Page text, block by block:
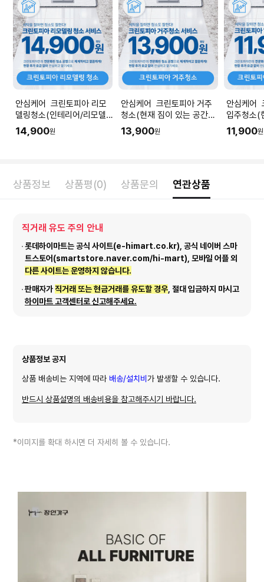
안심케어 크린토피아 리모
델링청소(인테리어/리모델
링 공사 직후) I 공간 평수에
맞춰 수량을 입력해주세요.
14,900원
안심케어 크린토피아 거주
청소(현재 짐이 있는 공간청
소) I 공간 평수에 맞춰 수량
을 입력해주세요.
13,900원
안심케어
입주청소(
청소) I 공
량을 입력
11,900원
상품정보 상품평(0) 상품문의 연관상품
직거래 유도 주의 안내
롯데하이마트는 공식 사이트(e-himart.co.kr), 공식 네이버 스마
트스토어(smartstore.naver.com/hi-mart), 모바일 어플 외
다른 사이트는 운영하지 않습니다.
판매자가직거래 또는 현금거래를 유도할 경우, 절대 입금하지 마시고
하이마트 고객센터로 신고해주세요.
상품정보 공지
상품 배송비는 지역에 따라 배송/설치비 가 발생할 수 있습니다.
반드시 상품설명의 배송비용을 참고해주시기 바랍니다.
*이미지를 확대 하시면 더 자세히 볼 수 있습니다.